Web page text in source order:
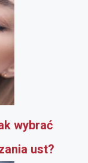
wybrać
ust?